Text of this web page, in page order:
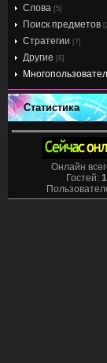
Слова [5]
Поиск предметов
Стратегии [7]
Другие [6]
Статистика
Онлайн
Гостей: 1